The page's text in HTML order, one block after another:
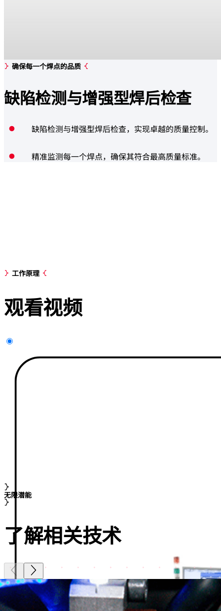
确保每一个焊点的品质
缺陷检测与增强型焊后检查
缺陷检测与增强型焊后检查，实现卓越的质量控制。
精准监测每一个焊点，确保其符合最高质量标准。
工作原理
观看视频
无限潜能
了解相关技术